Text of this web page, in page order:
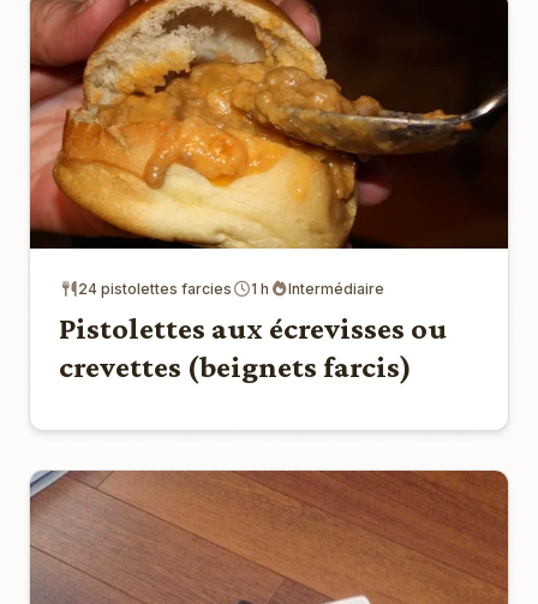
24 pistolettes farcies 1 h Intermédiaire
Pistolettes aux écrevisses ou
crevettes (beignets farcis)